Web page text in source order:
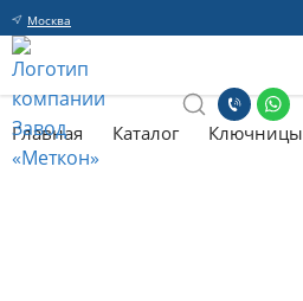
Москва
Главная Каталог Ключницы